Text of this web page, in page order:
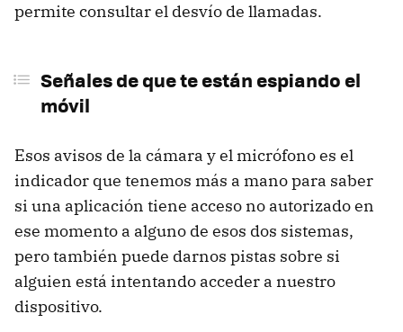
permite consultar el desvío de llamadas.
Señales de que te están espiando el
móvil
Esos avisos de la cámara y el micrófono es el
indicador que tenemos más a mano para saber
si una aplicación tiene acceso no autorizado en
ese momento a alguno de esos dos sistemas,
pero también puede darnos pistas sobre si
alguien está intentando acceder a nuestro
dispositivo.